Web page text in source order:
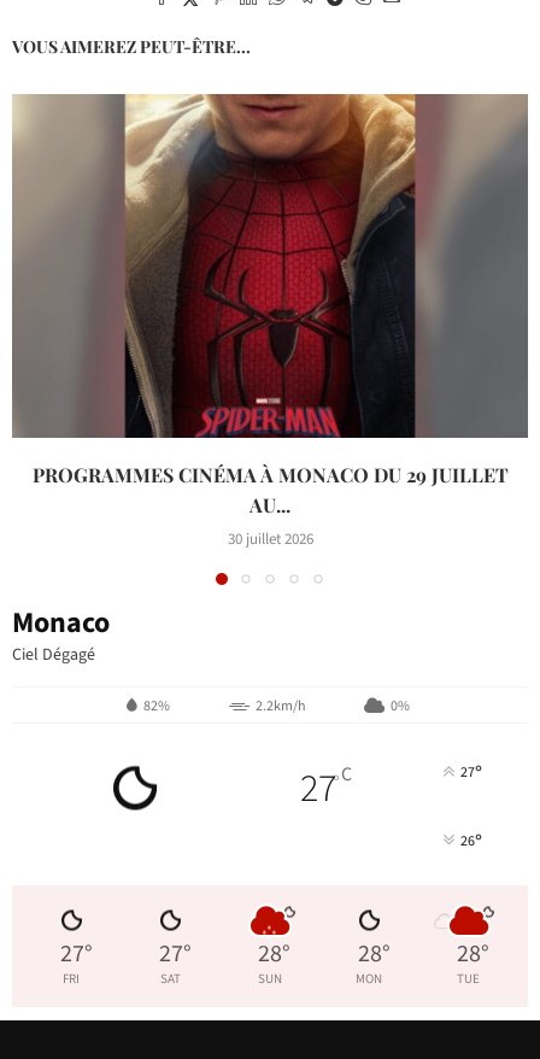
VOUS AIMEREZ PEUT-ÊTRE...
PROGRAMMES CINÉMA À MONACO DU 29 JUILLET
AU...
30 juillet 2026
Monaco
Ciel Dégagé
82% 2.2km/h 0%
27°C 27°
26°
27°
FRI
27°
SAT
28°
SUN
28°
MON
28°
TUE